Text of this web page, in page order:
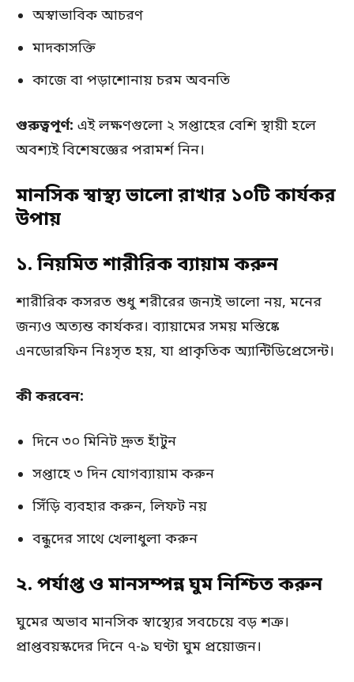
অস্বাভাবিক আচরণ
মাদকাসক্তি
কাজে বা পড়াশোনায় চরম অবনতি
গুরুত্বপূর্ণ: এই লক্ষণগুলো ২ সপ্তাহের বেশি স্থায়ী হলে
অবশ্যই বিশেষজ্ঞের পরামর্শ নিন।
মানসিক স্বাস্থ্য ভালো রাখার ১০টি কার্যকর
উপায়
১. নিয়মিত শারীরিক ব্যায়াম করুন
শারীরিক কসরত শুধু শরীরের জন্যই ভালো নয়, মনের
জন্যও অত্যন্ত কার্যকর। ব্যায়ামের সময় মস্তিষ্কে
এনডোরফিন নিঃসৃত হয়, যা প্রাকৃতিক অ্যান্টিডিপ্রেসেন্ট।
কী করবেন:
দিনে ৩০ মিনিট দ্রুত হাঁটুন
সপ্তাহে ৩ দিন যোগব্যায়াম করুন
সিঁড়ি ব্যবহার করুন, লিফট নয়
বন্ধুদের সাথে খেলাধুলা করুন
২. পর্যাপ্ত ও মানসম্পন্ন ঘুম নিশ্চিত করুন
ঘুমের অভাব মানসিক স্বাস্থ্যের সবচেয়ে বড় শত্রু।
প্রাপ্তবয়স্কদের দিনে ৭-৯ ঘণ্টা ঘুম প্রয়োজন।